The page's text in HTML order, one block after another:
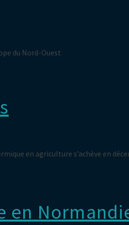
du Nord-Ouest
en agriculture s’achève en
en